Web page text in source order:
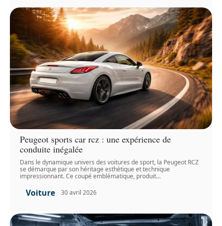
Peugeot sports car rcz : une expérience de
conduite inégalée
Dans le dynamique univers des voitures de sport, la Peugeot RCZ
se démarque par son héritage esthétique et technique
impressionnant. Ce coupé emblématique, produit…
Voiture 30 avril 2026